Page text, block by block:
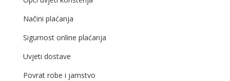
Načini plaćanja
Sigurnost online plaćanja
Uvjeti dostave
Povrat robe i jamstvo